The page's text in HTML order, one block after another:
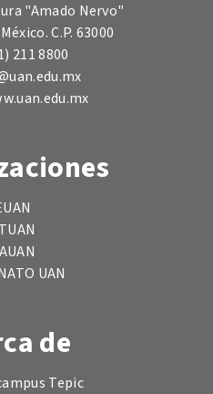
"Amado Nervo"
C.P. 63000
211 8800
UAN
de
Tepic